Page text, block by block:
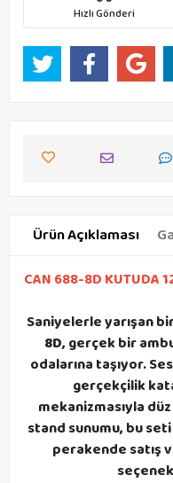
Hızlı Gönderi
Ürün Açıklaması
CAN 688-8D KUTUDA
Saniyelerle yarışan
8D, gerçek bir
odalarına taşıyor.
gerçekçilik
mekanizmasıyla
stand sunumu, bu
perakende satış